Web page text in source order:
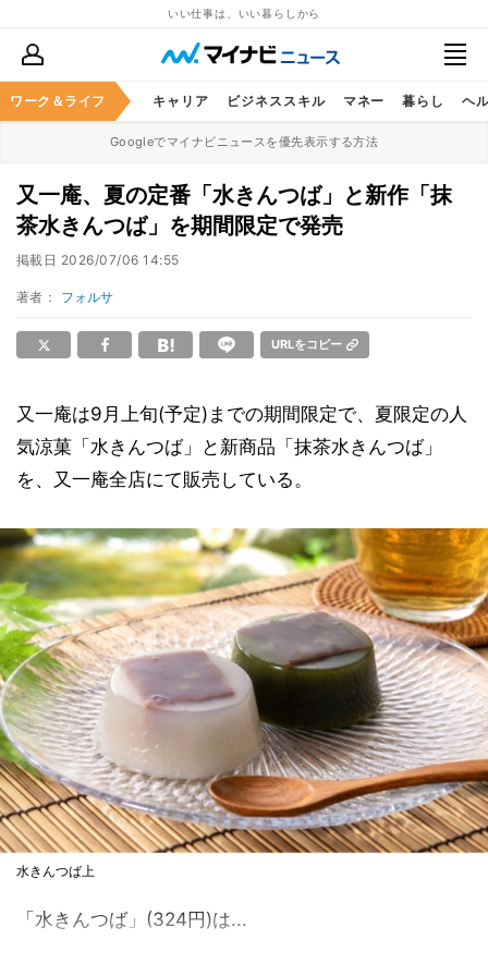
いい仕事は、いい暮らしから
ワーク＆ライフ キャリア ビジネススキル マネー 暮らし ヘ
Googleでマイナビニュースを優先表示する方法
又一庵、夏の定番「水きんつば」と新作「抹
茶水きんつば」を期間限定で発売
掲載日 2026/07/06 14:55
著者： フォルサ
URLをコピー
又一庵は9月上旬(予定)までの期間限定で、夏限定の人
気涼菓「水きんつば」と新商品「抹茶水きんつば」
を、又一庵全店にて販売している。
水きんつば上
「水きんつば」(324円)は...